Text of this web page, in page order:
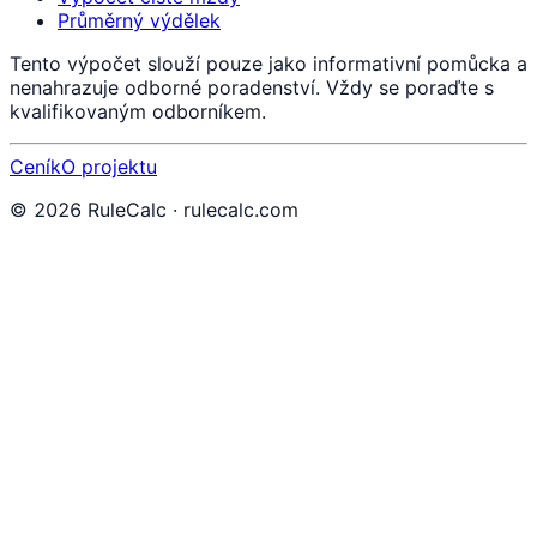
Průměrný výdělek
Tento výpočet slouží pouze jako informativní pomůcka a
nenahrazuje odborné poradenství. Vždy se poraďte s
kvalifikovaným odborníkem.
CeníkO projektu
© 2026 RuleCalc · rulecalc.com